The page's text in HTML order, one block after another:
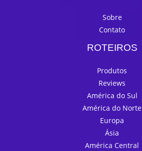
Sobre
Contato
ROTEIROS
Produtos
Reviews
América do Sul
América do Norte
Europa
Ásia
América Central